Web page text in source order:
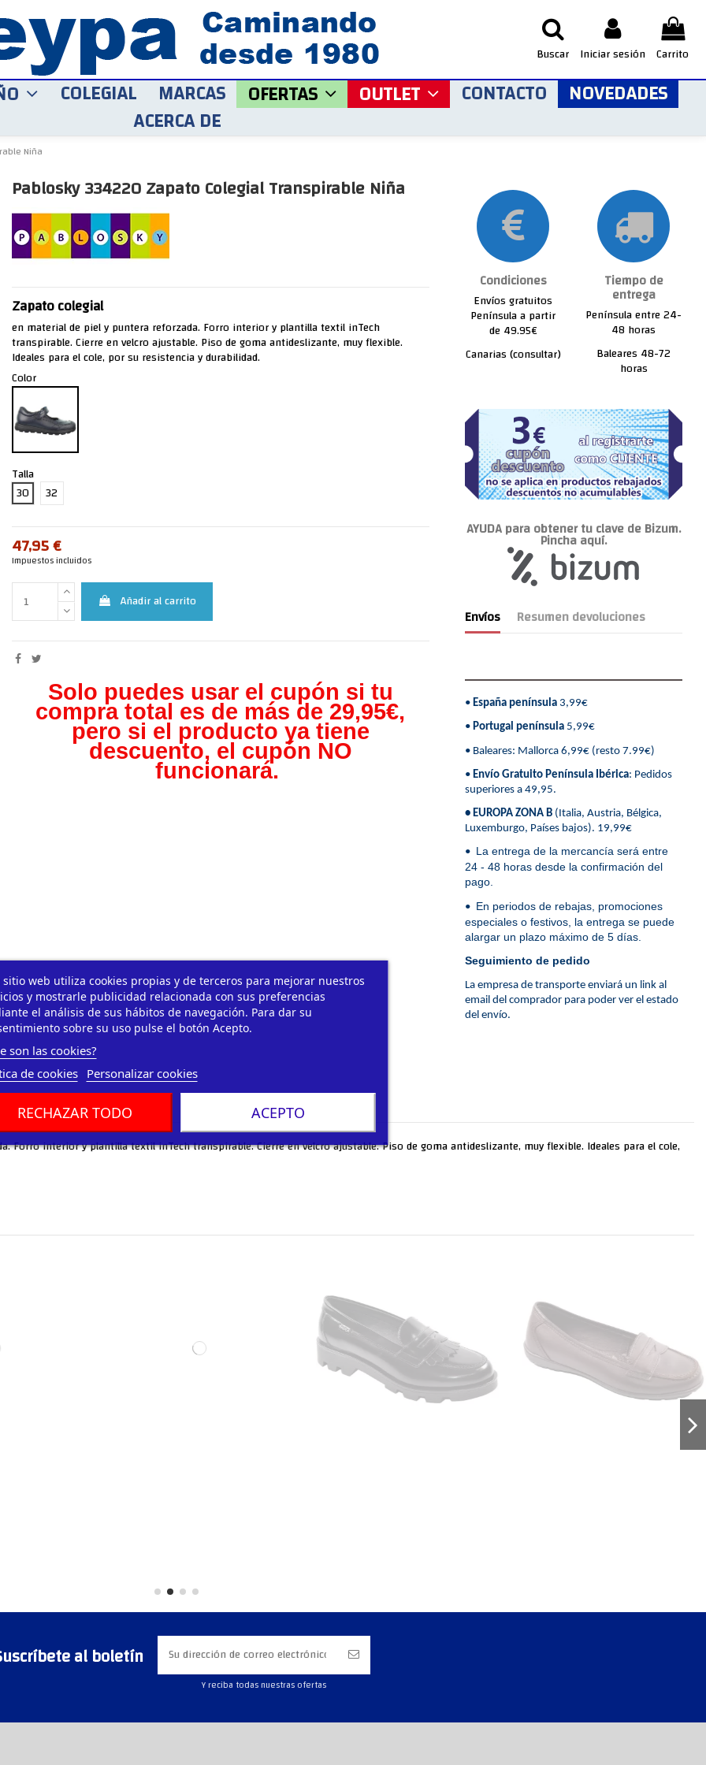
Buscar Iniciar sesión Carrito
sitio web utiliza cookies propias y de terceros para mejorar nuestros
y mostrarle publicidad relacionada con sus preferencias
el análisis de sus hábitos de navegación. Para dar su
sobre su uso pulse el botón Acepto.
son las cookies?
de cookies
Personalizar cookies
RECHAZAR TODO ACEPTO
COLEGIAL MARCAS OFERTAS OUTLET CONTACTO NOVEDADES
ACERCA DE
Niña
Pablosky 334220 Zapato Colegial Transpirable Niña
Zapato colegial
en material de piel y puntera reforzada. Forro interior y plantilla textil inTech
transpirable. Cierre en velcro ajustable. Piso de goma antideslizante, muy flexible.
Ideales para el cole, por su resistencia y durabilidad.
Color
Talla
30
32
47,95 €
Impuestos incluidos
Añadir al carrito
Solo puedes usar el cupón si tu
compra total es de más de 29,95€,
pero si el producto ya tiene
descuento, el cupón NO
funcionará.
Condiciones
Envíos gratuitos
Península a partir
de 49.95€
Canarias (consultar)
Tiempo de
entrega
Península entre 24-
48 horas
Baleares 48-72
horas
AYUDA para obtener tu clave de Bizum.
Pincha aquí.
Envíos Resumen devoluciones
• España península3,99€
• Portugal península5,99€
• Baleares: Mallorca 6,99€ (resto 7.99€)
• Envío Gratuito Península Ibérica: Pedidos
superiores a 49,95.
• EUROPA ZONA B(Italia, Austria, Bélgica,
Luxemburgo, Países bajos). 19,99€
• La entrega de la mercancía será entre
24 - 48 horas desde la confirmación del
pago.
• En periodos de rebajas, promociones
especiales o festivos, la entrega se puede
alargar un plazo máximo de 5 días.
Seguimiento de pedido
La empresa de transporte enviará un link al
email del comprador para poder ver el estado
del envío.
Forro interior y plantilla textil inTech transpirable. Cierre en velcro ajustable. Piso de goma antideslizante, muy flexible. Ideales para el cole,
al boletín
Y reciba todas nuestras ofertas